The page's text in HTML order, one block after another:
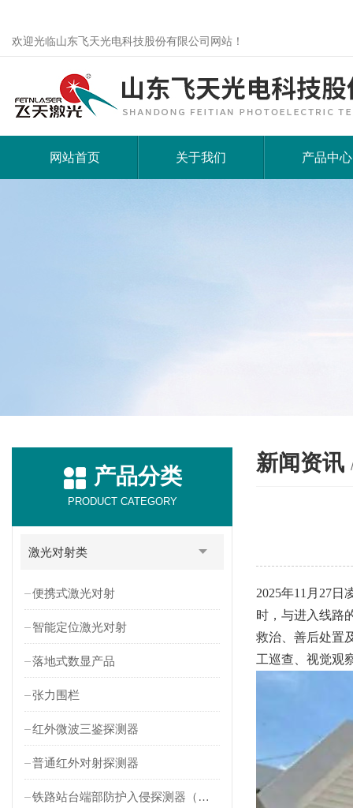
欢迎光临山东飞天光电科技股份有限公司网站！
网站首页 关于我们 产品中心
产品分类
PRODUCT CATEGORY
激光对射类
便携式激光对射
智能定位激光对射
落地式数显产品
张力围栏
红外微波三鉴探测器
普通红外对射探测器
铁路站台端部防护入侵探测器（对射式）
新闻资讯
2025年11月27
时，与进入线路
救治、善后处置
工巡查、视觉观